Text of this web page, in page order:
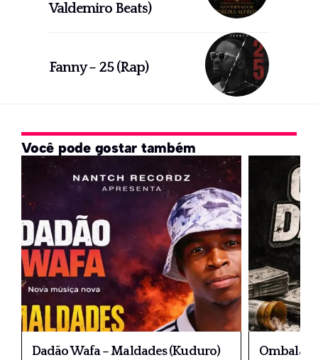
Valdemiro Beats)
Fanny – 25 (Rap)
Você pode gostar também
Dadão Wafa – Maldades (Kuduro) Ombala